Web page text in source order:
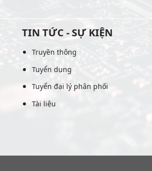
TIN TỨC - SỰ KIỆN
Truyền thông
Tuyển dụng
Tuyển đại lý phân phối
Tài liệu